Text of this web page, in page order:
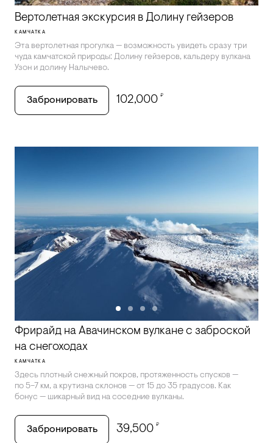
Вертолетная экскурсия в Долину гейзеров
КАМЧАТКА
Эта вертолетная прогулка — возможность увидеть сразу три
чуда камчатской природы: Долину гейзеров, кальдеру вулкана
Узон и долину Налычево.
Забронировать 102,000 ₽
Фрирайд на Авачинском вулкане с заброской
на снегоходах
КАМЧАТКА
Здесь плотный снежный покров, протяженность спусков —
по 5–7 км, а крутизна склонов — от 15 до 35 градусов. Как
бонус — шикарный вид на соседние вулканы.
Забронировать 39,500 ₽